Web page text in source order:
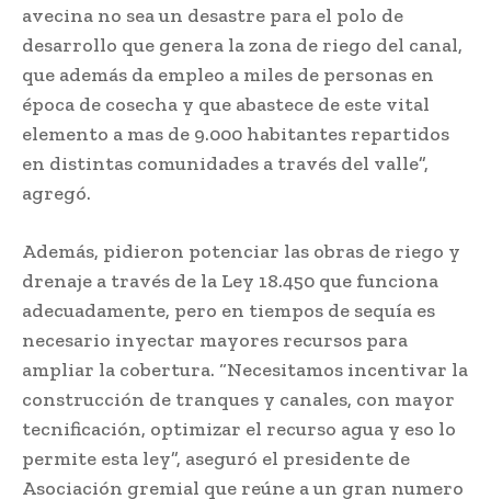
avecina no sea un desastre para el polo de
desarrollo que genera la zona de riego del canal,
que además da empleo a miles de personas en
época de cosecha y que abastece de este vital
elemento a mas de 9.000 habitantes repartidos
en distintas comunidades a través del valle”,
agregó.
Además, pidieron potenciar las obras de riego y
drenaje a través de la Ley 18.450 que funciona
adecuadamente, pero en tiempos de sequía es
necesario inyectar mayores recursos para
ampliar la cobertura. “Necesitamos incentivar la
construcción de tranques y canales, con mayor
tecnificación, optimizar el recurso agua y eso lo
permite esta ley”, aseguró el presidente de
Asociación gremial que reúne a un gran numero